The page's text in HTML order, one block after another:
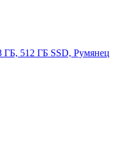
ГБ, 512 ГБ SSD, Румянец